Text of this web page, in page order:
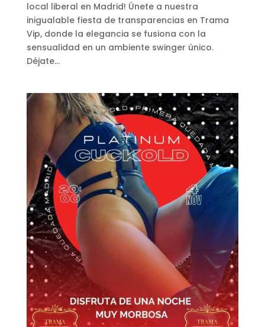
local liberal en Madrid! Únete a nuestra
inigualable fiesta de transparencias en Trama
Vip, donde la elegancia se fusiona con la
sensualidad en un ambiente swinger único.
Déjate...